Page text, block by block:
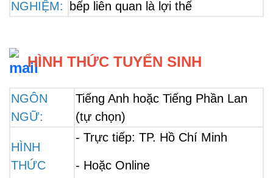
NGHIỆM:
bếp liên quan là lợi thế
HÌNH THỨC TUYỂN SINH
NGÔN
NGỮ:
Tiếng Anh hoặc Tiếng Phần Lan
(tự chọn)
HÌNH
THỨC
- Trực tiếp: TP. Hồ Chí Minh
- Hoặc Online